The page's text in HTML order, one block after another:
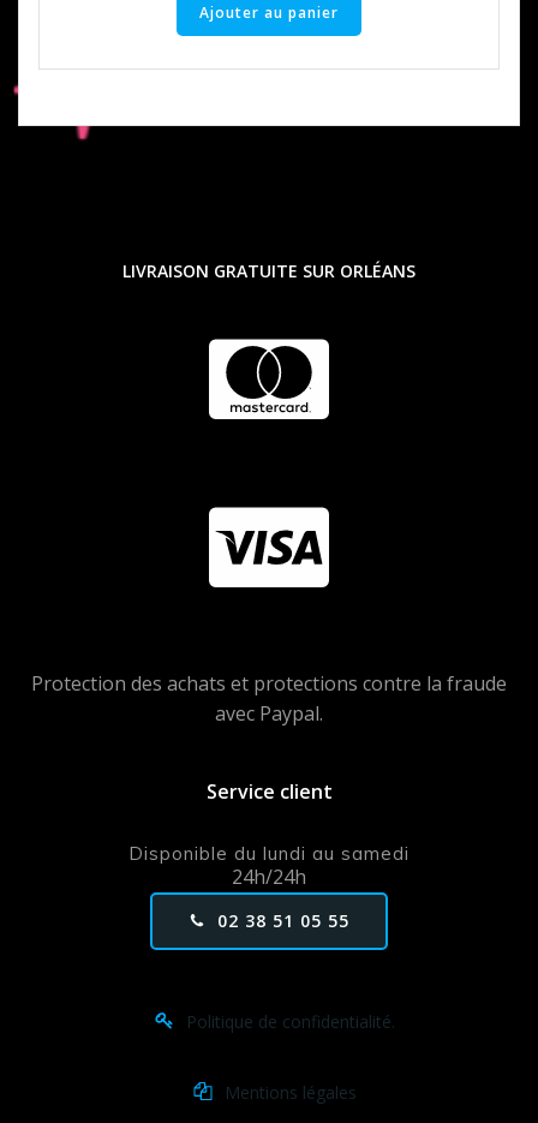
Ajouter au panier
LIVRAISON GRATUITE SUR ORLÉANS
Protection des achats et protections contre la fraude
avec Paypal.
Service client
Disponible du lundi au samedi
24h/24h
02 38 51 05 55
Politique de confidentialité.
Mentions légales